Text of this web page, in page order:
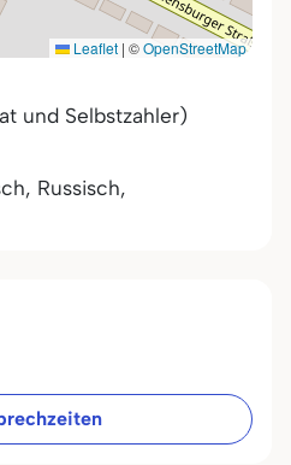
Leaflet | ©OpenStreetMap
und Selbstzahler)
Russisch,